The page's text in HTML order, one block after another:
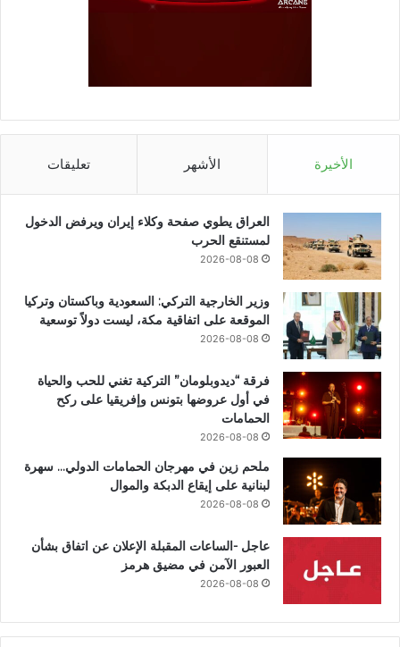
الأخيرة الأشهر تعليقات
العراق يطوي صفحة وكلاء إيران ويرفض الدخول
لمستنقع الحرب
2026-08-08
وزير الخارجية التركي: السعودية وباكستان وتركيا
الموقعة على اتفاقية مكة، ليست دولاً توسعية
2026-08-08
فرقة “ديدوبلومان” التركية تغني للحب والحياة
في أول عروضها بتونس وإفريقيا على ركح
الحمامات
2026-08-08
ملحم زين في مهرجان الحمامات الدولي… سهرة
لبنانية على إيقاع الدبكة والموال
2026-08-08
عاجل -الساعات المقبلة الإعلان عن اتفاق بشأن
العبور الآمن في مضيق هرمز
2026-08-08